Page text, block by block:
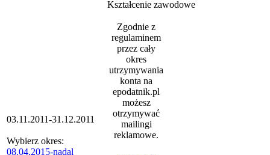
03.11.2011-31.12.2011
Wybierz okres:
08.04.2015-nadal
Kształcenie zawodowe
Zgodnie z
regulaminem
przez cały
okres
utrzymywania
konta na
epodatnik.pl
możesz
otrzymywać
mailingi
reklamowe.